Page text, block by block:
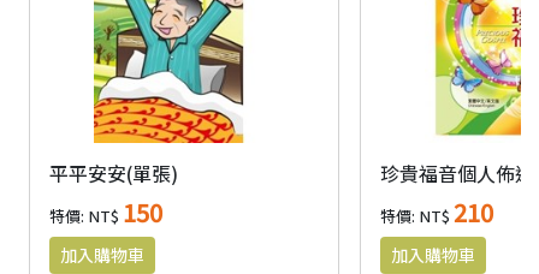
平平安安(單張)
特價: NT$ 150
珍貴福音個人佈
特價: NT$210